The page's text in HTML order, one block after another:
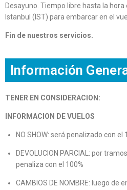
Desayuno. Tiempo libre hasta la
Istanbul (IST) para embarcar en el
Fin de nuestros servicios.
Información
TENER EN CONSIDERACION:
INFORMACION DE VUELOS
NO SHOW: será penalizado con el
DEVOLUCION PARCIAL: por
penaliza con el 100%
CAMBIOS DE NOMBRE: luego de